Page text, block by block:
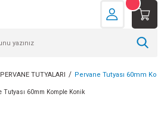
PERVANE TUTYALARI Pervane Tutyası 60mm